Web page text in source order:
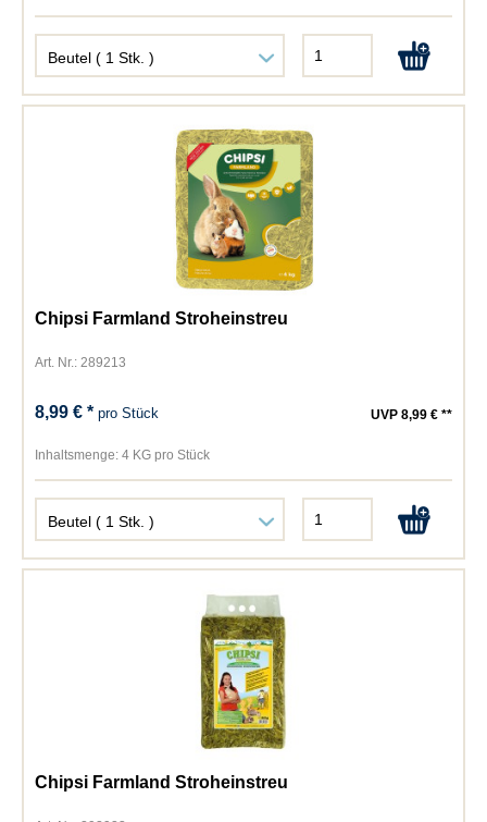
Chipsi Farmland Stroheinstreu
Art. Nr.: 289213
8,99 € *pro Stück UVP 8,99 € **
Inhaltsmenge: 4 KG pro Stück
Chipsi Farmland Stroheinstreu